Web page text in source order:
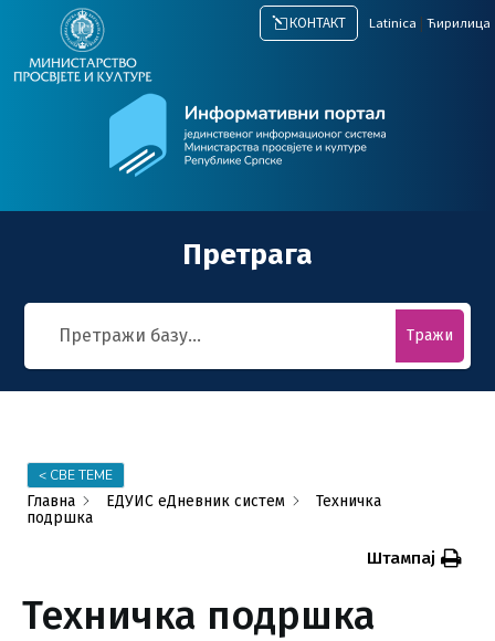
КОНТАКТ Latinica | Ћирилица
Претрага
Тражи
< СВЕ ТЕМЕ
Главна ЕДУИС еДневник систем
Техничка
подршка
Штампај
Техничка подршка